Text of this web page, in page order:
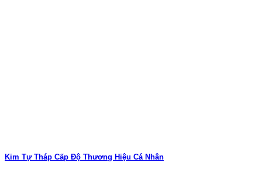
Kim Tự Tháp Cấp Độ Thương Hiệu Cá Nhân